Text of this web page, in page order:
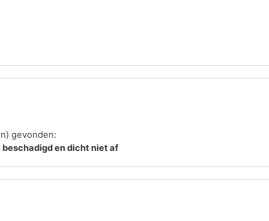
gevonden:
en dicht niet af